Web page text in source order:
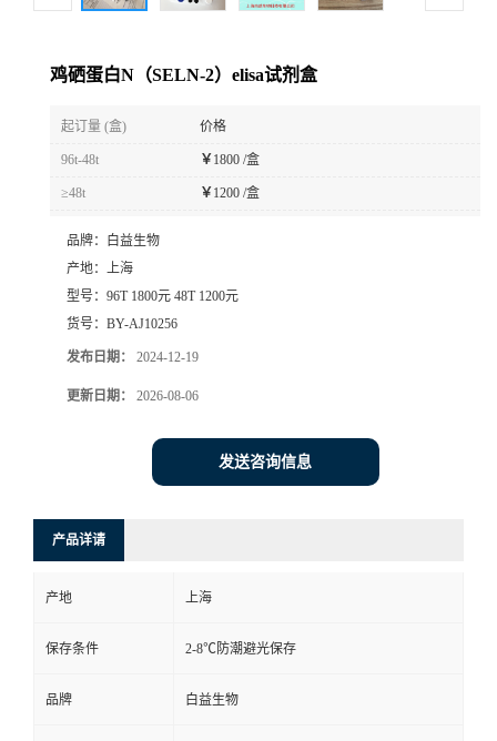
鸡硒蛋白N（SELN-2）elisa试剂盒
起订量 (盒) 价格
96t-48t ￥ 1800 /盒
≥48t ￥ 1200 /盒
品牌：
白益生物
产地： 上海
型号： 96T 1800元 48T 1200元
货号： BY-AJ10256
发布日期： 2024-12-19
更新日期： 2026-08-06
发送咨询信息
产品详请
产地 上海
保存条件 2-8℃防潮避光保存
品牌 白益生物